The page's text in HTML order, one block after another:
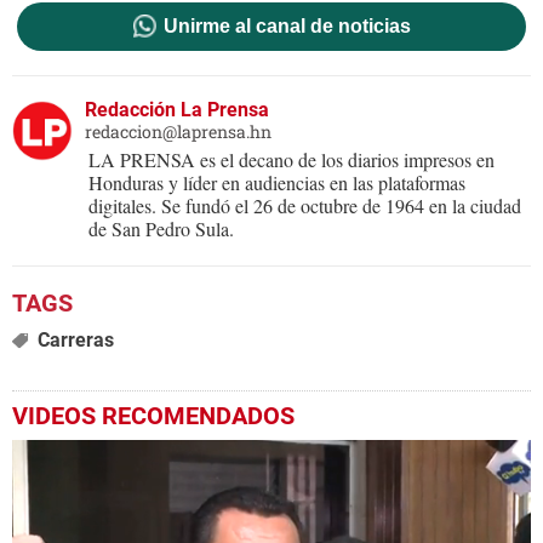
Unirme al canal de noticias
Redacción La Prensa
redaccion@laprensa.hn
LA PRENSA es el decano de los diarios impresos en
Honduras y líder en audiencias en las plataformas
digitales. Se fundó el 26 de octubre de 1964 en la ciudad
de San Pedro Sula.
Carreras
VIDEOS RECOMENDADOS